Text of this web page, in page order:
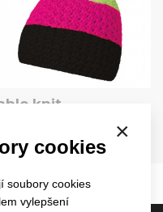
×
cookies
soubory cookies
vylepšení
knit